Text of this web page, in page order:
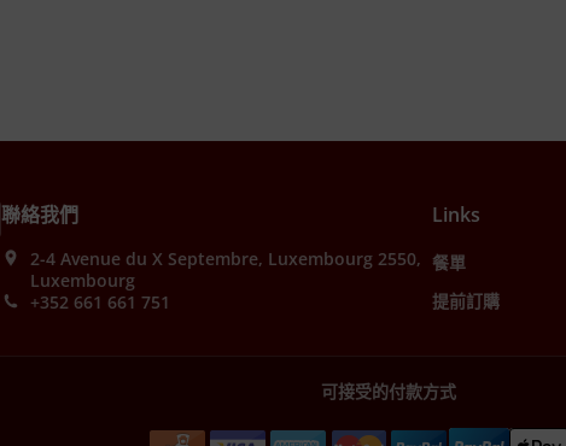
聯絡我們
2-4 Avenue du X Septembre, Luxembourg 2550,
Luxembourg
+352 661 661 751
Links
餐單
提前訂購
可接受的付款方式